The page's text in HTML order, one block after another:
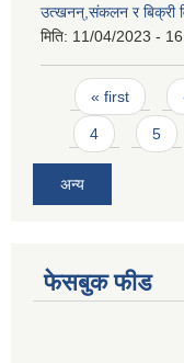
उत्खनन्,संकलन र बिक्री
मिति: 11/04/2023 -
Pages
« first
4 5
अन्य
फेसबुक फीड